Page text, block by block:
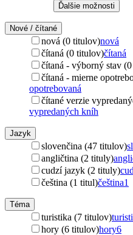
Ďalšie možnosti
Nové / čítané
nová (0 titulov)nová
čítaná (0 titulov)čítaná
čítaná - výborný stav
čítaná - mierne
opotrebovaná
čítané verzie
vypredaných kníh
Jazyk
slovenčina (47 titulov)
angličtina (2 tituly)
cudzí jazyk (2 tituly)
čeština (1 titul)čeština1
Téma
turistika (7 titulov)
hory (6 titulov)hory6